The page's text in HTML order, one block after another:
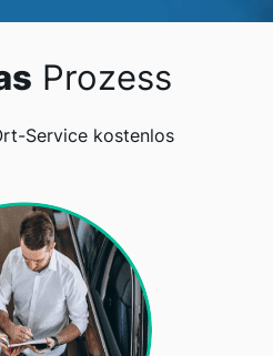
Prozess
Service kostenlos